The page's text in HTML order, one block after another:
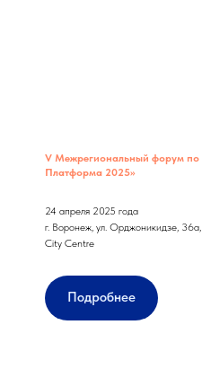
V Межрегиональный форум по
Платформа 2025»
24 апреля 2025 года
г. Воронеж, ул. Орджоникидзе,
City Centre
Подробнее